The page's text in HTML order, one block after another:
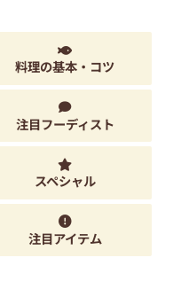
料理の基本・コツ
注目フーディスト
スペシャル
注目アイテム